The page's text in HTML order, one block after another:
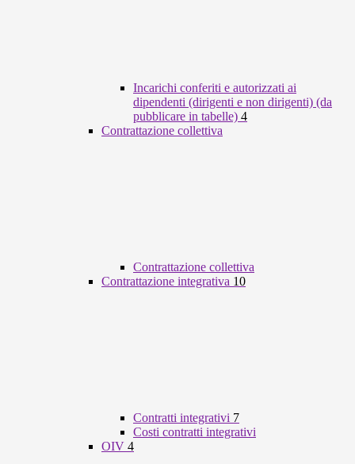
Incarichi conferiti e autorizzati ai
dipendenti (dirigenti e non dirigenti) (da
pubblicare in tabelle) 4
Contrattazione collettiva
Contrattazione collettiva
Contrattazione integrativa 10
Contratti integrativi 7
Costi contratti integrativi
OIV 4